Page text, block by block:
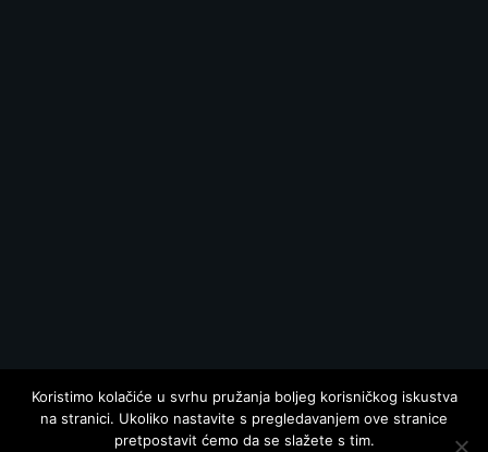
Koristimo kolačiće u svrhu pružanja boljeg korisničkog iskustva
na stranici. Ukoliko nastavite s pregledavanjem ove stranice
pretpostavit ćemo da se slažete s tim.